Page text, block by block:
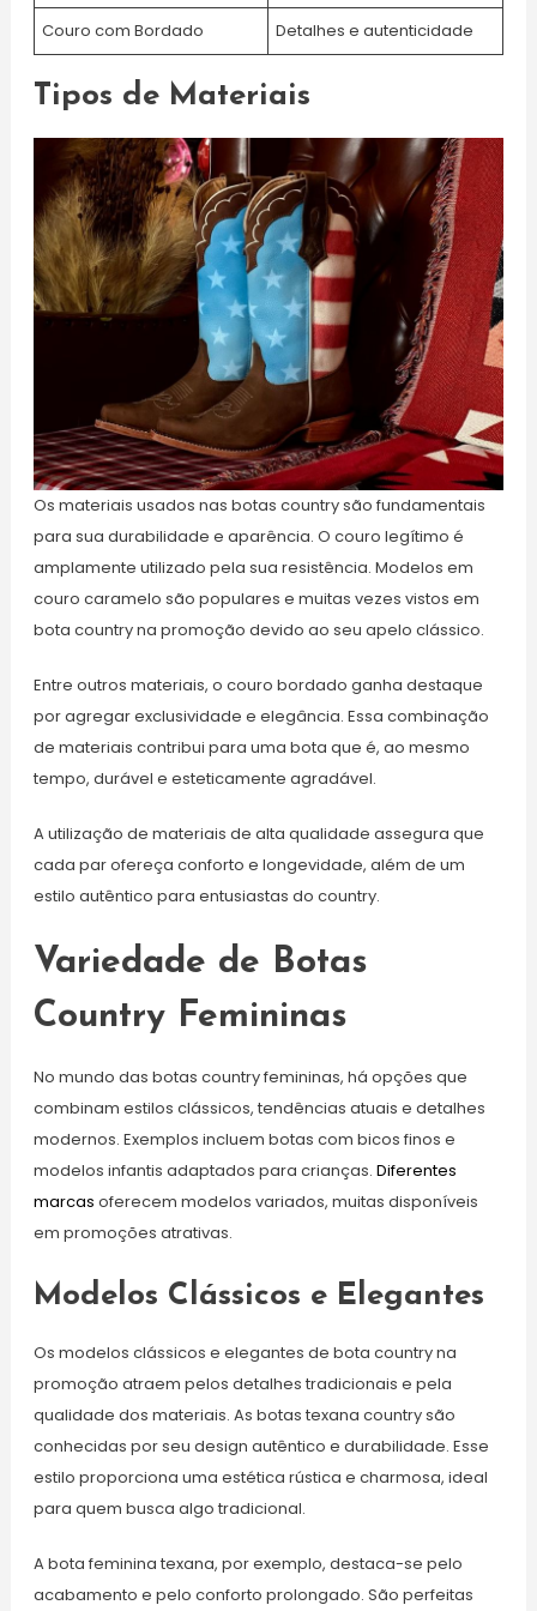
Couro com Bordado Detalhes e autenticidade
Tipos de Materiais
Os materiais usados nas botas country são fundamentais
para sua durabilidade e aparência. O couro legítimo é
amplamente utilizado pela sua resistência. Modelos em
couro caramelo são populares e muitas vezes vistos em
bota country na promoção devido ao seu apelo clássico.
Entre outros materiais, o couro bordado ganha destaque
por agregar exclusividade e elegância. Essa combinação
de materiais contribui para uma bota que é, ao mesmo
tempo, durável e esteticamente agradável.
A utilização de materiais de alta qualidade assegura que
cada par ofereça conforto e longevidade, além de um
estilo autêntico para entusiastas do country.
Variedade de Botas
Country Femininas
No mundo das botas country femininas, há opções que
combinam estilos clássicos, tendências atuais e detalhes
modernos. Exemplos incluem botas com bicos finos e
modelos infantis adaptados para crianças. Diferentes
marcas oferecem modelos variados, muitas disponíveis
em promoções atrativas.
Modelos Clássicos e Elegantes
Os modelos clássicos e elegantes de bota country na
promoção atraem pelos detalhes tradicionais e pela
qualidade dos materiais. As botas texana country são
conhecidas por seu design autêntico e durabilidade. Esse
estilo proporciona uma estética rústica e charmosa, ideal
para quem busca algo tradicional.
A bota feminina texana, por exemplo, destaca-se pelo
acabamento e pelo conforto prolongado. São perfeitas